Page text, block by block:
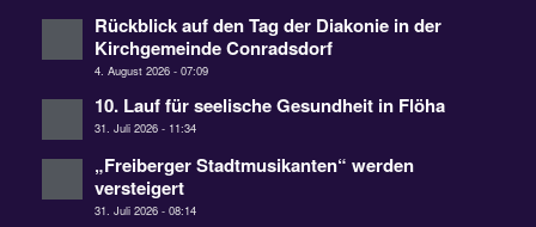
Rückblick auf den Tag der Diakonie in der
Kirchgemeinde Conradsdorf
4. August 2026 - 07:09
10. Lauf für seelische Gesundheit in Flöha
31. Juli 2026 - 11:34
„Freiberger Stadtmusikanten“ werden
versteigert
31. Juli 2026 - 08:14